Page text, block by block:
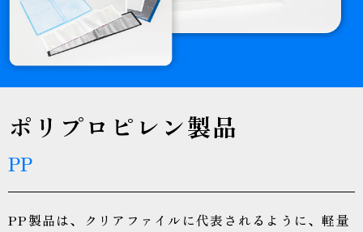
ポリプロピレン製品
PP
PP製品は、クリアファイルに代表されるように、軽量